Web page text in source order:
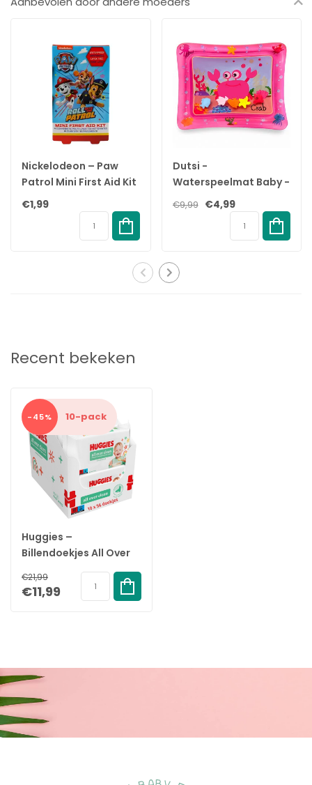
Merk: Huggies
Producttype: Babydoekjes / Billendoekjes
Variant: All Over Clean
Inhoud verpakking: 10 x 56 stuks = 560 doekjes
Vrij van: Alcohol, parabenen
Dermatologisch getest: Ja
Gebruik: Billen, handjes, gezicht
Nickelodeon – Paw
Patrol Mini First Aid Kit
– 2+ jaar
€1,99
Dutsi -
Waterspeelmat Baby -
Watermat - Stimuleert
Motorische
Ontwikkeling - BPA Vrij
Kraamcadeau -
61x50cm – Roze
€9,99 €4,99
Recent bekeken
-45% 10-pack
Huggies –
Billendoekjes All Over
Clean – 10x56 stuks –
Voor Billen, Handjes &
Gezichts
€21,99
€11,99